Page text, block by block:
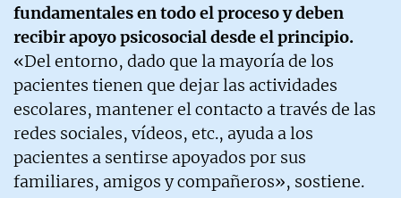
fundamentales en todo el proceso y deben
recibir apoyo psicosocial desde el principio.
«Del entorno, dado que la mayoría de los
pacientes tienen que dejar las actividades
escolares, mantener el contacto a través de las
redes sociales, vídeos, etc., ayuda a los
pacientes a sentirse apoyados por sus
familiares, amigos y compañeros», sostiene.